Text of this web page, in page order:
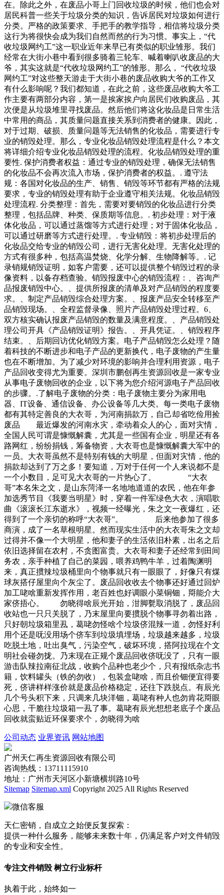
在。除此之外，在废品小哥上门回收垃圾的时候，他们也会对
居民科普一些关于垃圾分类的知识，告诉居民对垃圾如何进行
分类。严格的政策要求、手把手的教学指导，相信将垃圾分类
这行为将很快会成为我们自然而然的行为习惯。事实上，“代
收垃圾网约工”这一职业近年来早已有类似的职业雏形。我们
经常在大街小巷中看到很多骑着三轮车、喊着喇叭收废品的大
爷，其实这就是“代收垃圾网约工”的雏形。那么， “代收垃圾
网约工”对这些整天游走于大街小巷的废品收购大爷的工作又
有什么影响呢？我们都知道，在此之前，这些废品收购大爷工
作主要有两部分内容，第一是挨家挨户向居民们收购废品，其
次便是从垃圾堆里寻找废品。然后他们将这化妆品是日常生活
中常用的商品，其质量问题直接关系到消费者的健康。因此，
对于过期、破损、质量问题等无法销售的化妆品，需要进行专
业的销毁处理。那么，专业化妆品销毁处理流程是什么？本文
将详细介绍专业化妆品销毁处理的流程。化妆品销毁处理的重
要性. 保护消费者权益：通过专业的销毁处理，确保无法销售
的化妆品不会再次流入市场，保护消费者的权益。. 遵守法
规：各国对化妆品的生产、销售、销毁等环节都有严格的法规
要求，专业的销毁处理有助于企业遵守相关法规。化妆品销毁
处理流程. 分类整理：首先，需要对要销毁的化妆品进行分类
整理，包括品牌、种类、保质期等信息。. 初步处理：对于液
体化妆品，可以通过蒸馏等方式进行处理；对于固体化妆品，
可以通过研磨等方式进行处理。. 专业销毁：将初步处理后的
化妆品交给专业的销毁公司，进行无害化处理。无害化处理的
方式有很多种，包括高温焚烧、化学分解、生物降解等。. 记
录销规销毁证明，如客户需要，还可以提供整个销毁过程的录
像资料，以备存档查验。销毁报废中心的销毁流程：、咨询产
品报废销毁中心。、提供所报废的清单及对产品销毁的程度要
求。、制定产品销毁综合处理方案。、报废产品安全转移至产
品销毁现场。、全程监督录像、照片产品销毁处理过程。6、
双方核实确认报废产品销毁的数量及满意程度。、产品销毁处
理公司开具《产品销毁证明》报告。、开具凭证。、销毁程序
结束。、后期回访优化销毁方案。电子产品销毁怎么处理？随
着科技的不断进步和电子产品的更新换代，电子废物的产生量
也在不断增加。为了减少对环境的影响并合理利用资源，电子
产品回收变得尤为重要。深圳市鹏创再生资源回收是一家专业
从事电子废物回收的企业，以下将为您介绍河源电子产品回收
的步骤。.了解电子废物的分类：电子废物主要分为家用电
器、IT设备、通信设备、办公设备等几大类。每一类电子废物
都有其特定善良的大衣哥，为河南捐款万，自己却省吃俭用捡
废品 最近爆发的河南水灾，牵动着众人的心，面对灾情，
全国人民可谓是慷慨解囊，尤其是一些国有企业，明星还有各
路网红，纷纷捐钱，筹备物资，大衣哥也是慷慨解囊大军中的
一员。大衣哥虽然不是特别有钱的大明星，但面对灾情，他的
捐款却达到了万之多！要知道，万对于任何一个人来说都不是
一个小数目，足可见大衣哥的一片热心了。 “大衣
哥”本名朱之文，是山东菏泽一名地地道道的农民，他在年参
加选秀节目《我要当明星》时，穿着一件军绿色大衣，演唱歌
曲《滚滚长江东逝水》，视频一经曝光，朱之文一夜爆红，还
得到了一个亲切的称呼“大衣哥”。 后来他参加了很多
商演，成了一名草根明星。然而现实生活中的大衣哥朱之文却
过得并不像一个大明星，他和妻子的生活依旧朴素，出名之后
依旧选择留在农村，不贪图富贵。大衣哥和妻子还经常到田间
务农，亲手种植了自己的菜园，喂养鸡鸭牛羊，过着陶渊明
来，真正掼辣垃圾桶里向个物事就只有一眼眼了，好像只有煤
球灰搭仔屋里向个灰尘了。废品回收收去个物事还好通过回炉
加工咾啥重新发挥作用，老百姓也好调眼小菜铜钿，搿能介大
家侪捂心。 勿晓得啥辰光开始，泔脚甏取消脱了，废品回
收站也一只只关脱了，乃末屋里向要掼脱个物事寻勿着出路，
只好朝垃圾箱里厾，葛咾勿怪啥个垃圾侪混辣一道，勿怪好利
用个还是呒没用场个侪车到垃圾填埋场，垃圾越来越多，垃圾
吃脱土地，吐出臭气，污染空气，破坏环境，搭阿拉现在个文
明社会碰勿拢。乃末现在正规个废品回收侪呒没了，只有一眼
游击队辣拉南征北战，收购个品种也老少个，只有报纸杂志书
籍，饮料罐头（铁的勿收），包装盒咾啥，而且价钿便宜得要
死，侪讲样样涨价就是废品价格稳定，还往下跌脱点。有辰光
几个号头积下来，只调来几块洋钿，葛咾有种人也勿肯花搿眼
心思，干脆往垃圾箱一厾了事。葛咾有辰光想想老底子个废品
回收就蛮贴近环保要求个，勿晓得为啥
公司动态 业界资讯 网站地图
广州天仁再生资源回收有限公司
咨询热线：13711115910
地址：广州市天河区小新塘横圳路10号
Sitemap Sitemap.xml Copyright 2025 All Rights Reserved
微信客服
天仁密销，自成立之始便反复探索：
提供一种什么服务，能够未来数十年，仍满足客户对文件销毁
的专业和安全性。
专注文件销毁 树立行业标杆
执着于此，始终如一